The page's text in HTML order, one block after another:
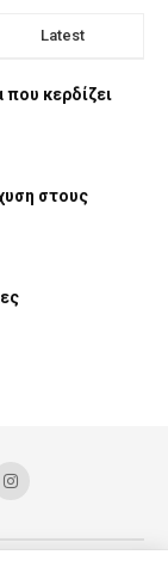
Latest
κερδίζει
στους